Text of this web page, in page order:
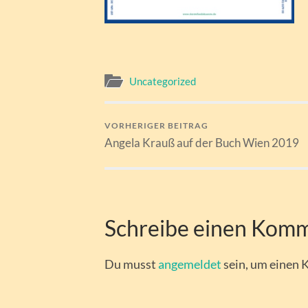
Uncategorized
VORHERIGER BEITRAG
Angela Krauß auf der Buch Wien 2019
Schreibe einen
Du musstangemeldetsein, um einen